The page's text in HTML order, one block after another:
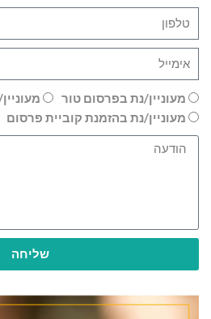
מעוניין/נת בפרסום טור
מעוניין/נת בהזמנת קוביית פרסום
שליחה